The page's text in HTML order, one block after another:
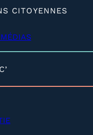
CITOYENNES
p
é
l
o